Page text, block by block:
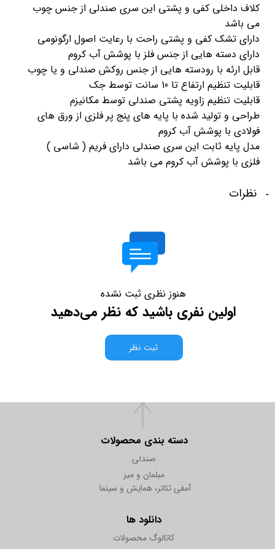
کلاف داخلی کفی و پشتی این سری صندلی از جنس چوب
می باشد
دارای تشک کفی و پشتی راحت با رعایت اصول ارگونومی
دارای دسته هایی از جنس فلز با پوشش آب کروم
قابل ارئه با رودسته هایی از جنس روکش صندلی و یا چوب
قابلیت تنظیم ارتفاع تا 10 سانت توسط جک
قابلیت تنظیم زاویه پشتی صندلی توسط مکانیزم
طراحی و تولید شده با پایه های پنج پر فلزی از ورق های
فولادی با پوشش آب کروم
مدل پایه ثابت این سری صندلی دارای فریم ( شاسی )
فلزی با پوشش آب کروم می باشد
نظرات
هنوز نظری ثبت نشده
اولین نفری باشید که نظر می‌دهید
ثبت نظر
دسته بندی محصولات
صندلی
مبلمان و میز
آمفی تئاتر، همایش و سینما
دانلود ها
کاتالوگ محصولات